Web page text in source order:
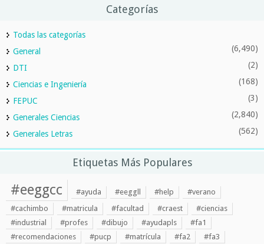
Categorías
Todas las categorías
General
(6,490)
DTI (2)
Ciencias e Ingeniería (168)
FEPUC (3)
Generales Ciencias (2,840)
Generales Letras (562)
Etiquetas Más Populares
#eeggcc #ayuda #eeggll #help
#verano
#cachimbo
#matricula #facultad #craest
#ciencias
#industrial
#profes #dibujo #ayudapls
#fa1
#recomendaciones
#pucp #matrícula #fa2
#fa3